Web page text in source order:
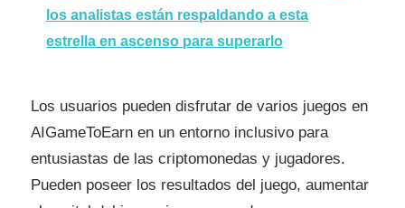
los analistas están respaldando a esta
estrella en ascenso para superarlo
Los usuarios pueden disfrutar de varios juegos en
AIGameToEarn en un entorno inclusivo para
entusiastas de las criptomonedas y jugadores.
Pueden poseer los resultados del juego, aumentar